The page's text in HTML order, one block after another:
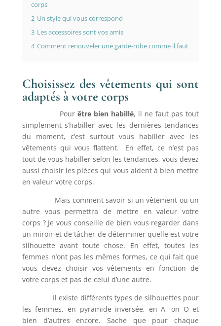
corps
2 Un style qui vous correspond
3 Les accessoires sont vos amis
4 Comment renouveler une garde-robe comme il faut
Choisissez des vêtements qui sont
adaptés à votre corps
Pour être bien habillé, il ne faut pas tout
simplement s’habiller avec les dernières tendances
du moment, c’est surtout vous habiller avec les
vêtements qui vous flattent. En effet, ce n’est pas
tout de vous habiller selon les tendances, vous devez
aussi choisir les pièces qui vous aident à bien mettre
en valeur votre corps.
Mais comment savoir si un vêtement ou un
autre vous permettra de mettre en valeur votre
corps ? Je vous conseille de bien vous regarder dans
un miroir et de tâcher de déterminer quelle est votre
silhouette avant toute chose. En effet, toutes les
femmes n’ont pas les mêmes formes, ce qui fait que
vous devez choisir vos vêtements en fonction de
votre corps et pas de celui d’une autre.
Il existe différents types de silhouettes pour
les femmes, en pyramide inversée, en A, on O et
bien d’autres encore. Sache que pour chaque